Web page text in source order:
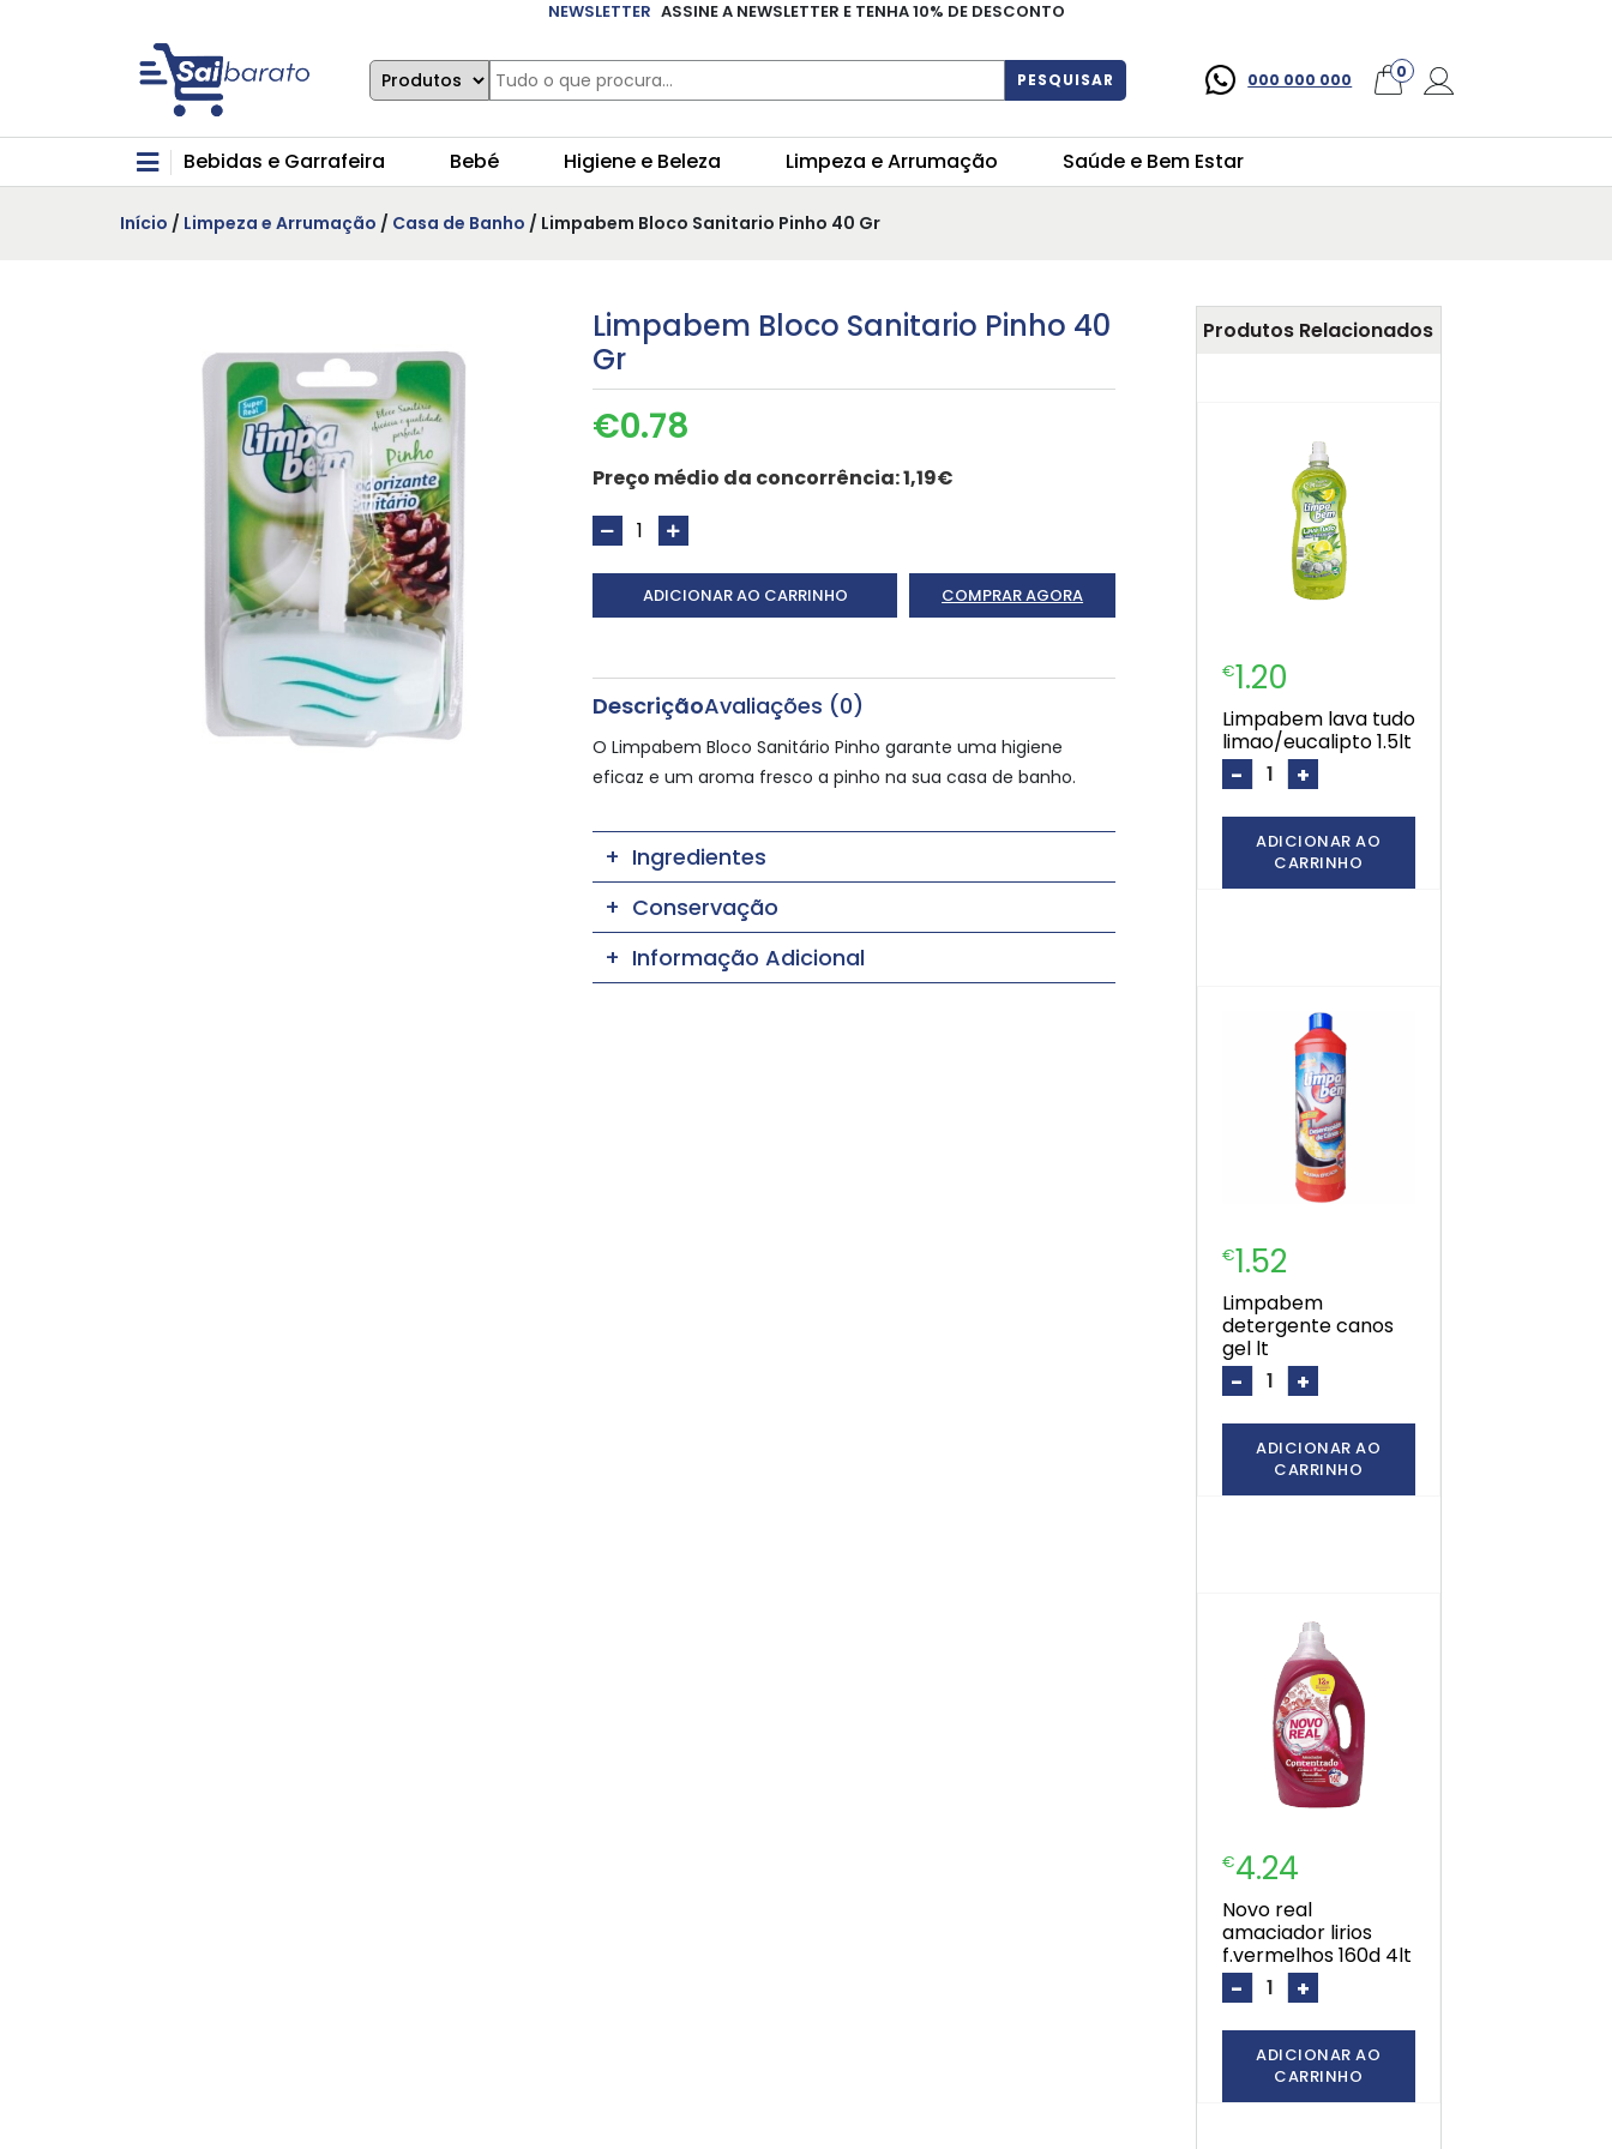
NEWSLETTER ASSINE A NEWSLETTER E TENHA 10% DE DESCONTO
PESQUISAR 000 000 000 0
Bebidas e Garrafeira Bebé Higiene e Beleza Limpeza e Arrumação Saúde e Bem Estar
Início / Limpeza e Arrumação / Casa de Banho / Limpabem Bloco Sanitario Pinho 40 Gr
Limpabem Bloco Sanitario Pinho 40
Gr
€0.78
Preço médio da concorrência:1,19€
ADICIONAR AO CARRINHO COMPRAR AGORA
DescriçãoAvaliações (0)
O Limpabem Bloco Sanitário Pinho garante uma higiene
eficaz e um aroma fresco a pinho na sua casa de banho.
Ingredientes
Conservação
Informação Adicional
Produtos Relacionados
€1.20
limpabem lava tudo
limao/eucalipto 1.5lt
- +
ADICIONAR AO
CARRINHO
€1.52
limpabem
detergente canos
gel lt
- +
ADICIONAR AO
CARRINHO
€4.24
novo real
amaciador lirios
f.vermelhos 160d 4lt
- +
ADICIONAR AO
CARRINHO